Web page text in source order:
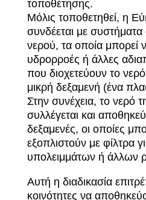
τοποθέτησης.
Μόλις τοποθετηθεί, η
συνδέεται με
νερού, τα οποία μπορεί
υδρορροές ή άλλες
που διοχετεύουν το
μικρή δεξαμενή (ένα
Στην συνέχεια, το νερό
συλλέγεται και
δεξαμενές, οι οποίες
εξοπλιστούν με φίλτρα
υπολειμμάτων ή άλλων
Αυτή η διαδικασία
κοινότητες να